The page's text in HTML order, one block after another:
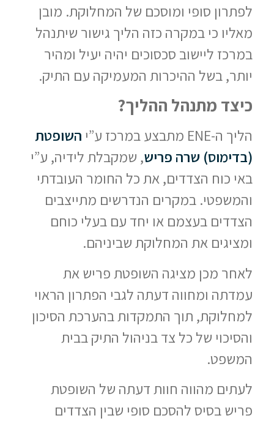
לפתרון סופי ומוסכם של המחלוקת. מובן
מאליו כי במקרה כזה הליך גישור שיתנהל
במרכז ליישוב סכסוכים יהיה יעיל ומהיר
יותר, בשל ההיכרות המעמיקה עם התיק.
כיצד מתנהל ההליך?
הליך ה-ENE מתבצע במרכז ע”י
השופטת
(בדימוס) שרה פריש, שמקבלת לידיה, ע”י
באי כוח הצדדים, את כל החומר העובדתי
והמשפטי. במקרים הנדרשים מתייצבים
הצדדים בעצמם או יחד עם בעלי כוחם
ומציגים את המחלוקת שביניהם.
לאחר מכן מציגה השופטת פריש את
עמדתה ומחווה דעתה לגבי הפתרון הראוי
למחלוקת, תוך התמקדות בהערכת הסיכון
והסיכוי של כל צד בניהול התיק בבית
המשפט.
לעתים מהווה חוות דעתה של השופטת
פריש בסיס להסכם סופי שבין הצדדים